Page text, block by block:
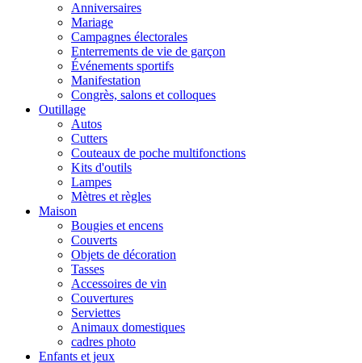
Anniversaires
Mariage
Campagnes électorales
Enterrements de vie de garçon
Événements sportifs
Manifestation
Congrès, salons et colloques
Outillage
Autos
Cutters
Couteaux de poche multifonctions
Kits d'outils
Lampes
Mètres et règles
Maison
Bougies et encens
Couverts
Objets de décoration
Tasses
Accessoires de vin
Couvertures
Serviettes
Animaux domestiques
cadres photo
Enfants et jeux